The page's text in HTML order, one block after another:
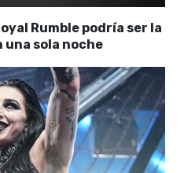
Rumble podría ser la
sola noche